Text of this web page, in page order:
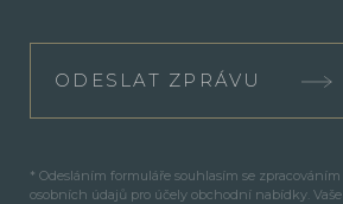
ODESLAT ZPRÁVU
* Odesláním formuláře souhlasím se zpracováním
osobních údajů pro účely obchodní nabídky. Vaše